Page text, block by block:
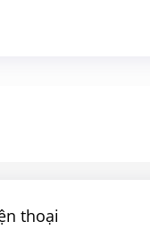
thoại